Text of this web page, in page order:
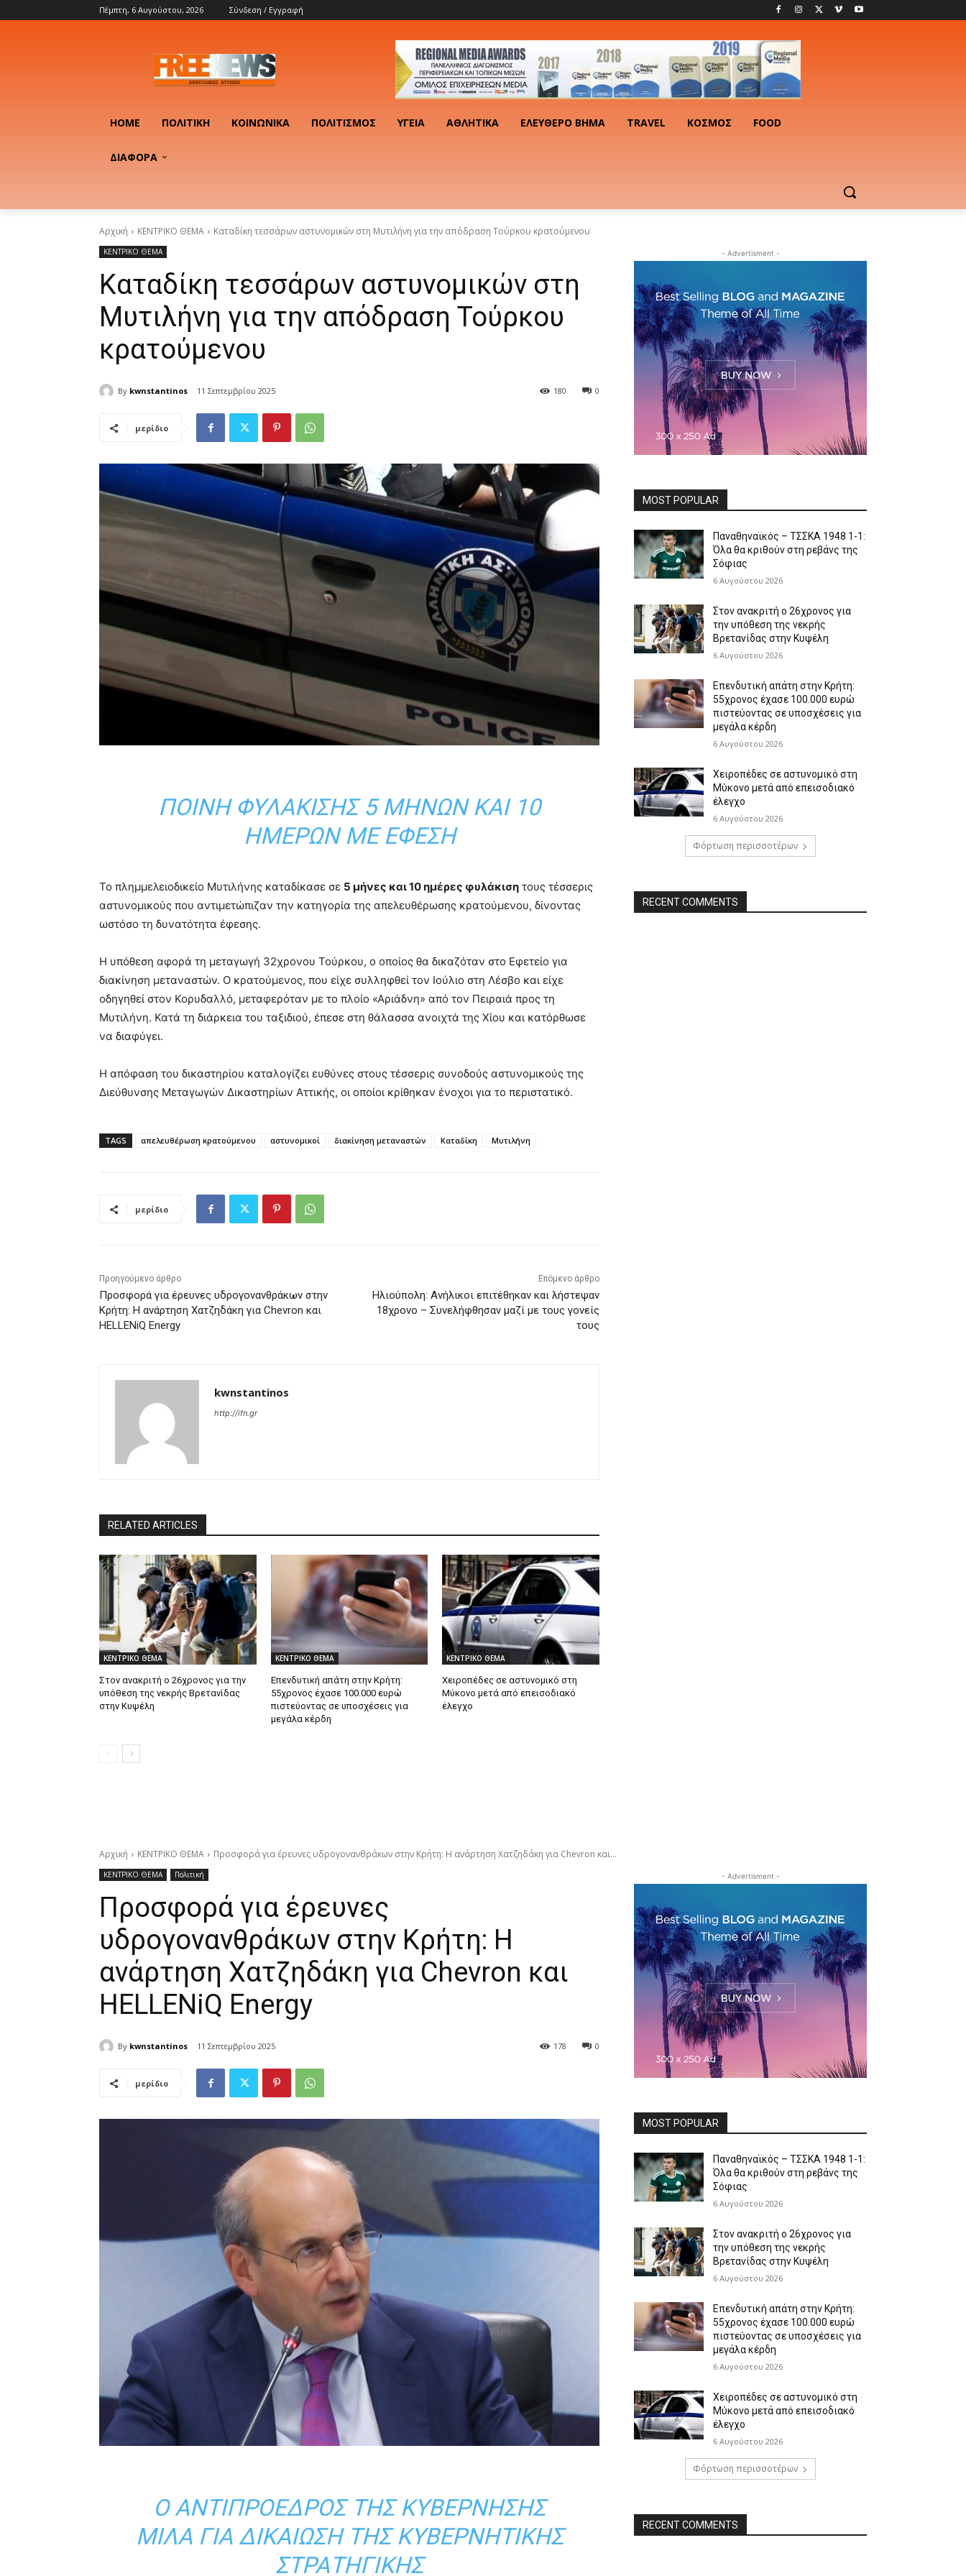
Πέμπτη, 6 Αυγούστου, 2026 Σύνδεση / Εγγραφή
HOME ΠΟΛΙΤΙΚΉ ΚΟΙΝΩΝΙΚΆ ΠΟΛΙΤΙΣΜΌΣ ΥΓΕΊΑ ΑΘΛΗΤΙΚΆ ΕΛΕΎΘΕΡΟ ΒΉΜΑ TRAVEL ΚΟΣΜΟΣ FOOD
ΔΙΑΦΟΡΑ
Αρχική ΚΕΝΤΡΙΚΟ ΘΕΜΑ Καταδίκη τεσσάρων αστυνομικών στη Μυτιλήνη για την απόδραση Τούρκου κρατούμενου
ΚΕΝΤΡΙΚΟ ΘΕΜΑ
Καταδίκη τεσσάρων αστυνομικών στη
Μυτιλήνη για την απόδραση Τούρκου
κρατούμενου
By kwnstantinos 11 Σεπτεμβρίου 2025 0
180
μερίδιο
ΠΟΙΝΉ ΦΥΛΆΚΙΣΗΣ 5 ΜΗΝΏΝ ΚΑΙ 10
ΗΜΕΡΏΝ ΜΕ ΈΦΕΣΗ
Το πλημμελειοδικείο Μυτιλήνης καταδίκασε σε 5 μήνες και 10 ημέρες φυλάκιση τους τέσσερις
αστυνομικούς που αντιμετώπιζαν την κατηγορία της απελευθέρωσης κρατούμενου, δίνοντας
ωστόσο τη δυνατότητα έφεσης.
Η υπόθεση αφορά τη μεταγωγή 32χρονου Τούρκου, ο οποίος θα δικαζόταν στο Εφετείο για
διακίνηση μεταναστών. Ο κρατούμενος, που είχε συλληφθεί τον Ιούλιο στη Λέσβο και είχε
οδηγηθεί στον Κορυδαλλό, μεταφερόταν με το πλοίο «Αριάδνη» από τον Πειραιά προς τη
Μυτιλήνη. Κατά τη διάρκεια του ταξιδιού, έπεσε στη θάλασσα ανοιχτά της Χίου και κατόρθωσε
να διαφύγει.
Η απόφαση του δικαστηρίου καταλογίζει ευθύνες στους τέσσερις συνοδούς αστυνομικούς της
Διεύθυνσης Μεταγωγών Δικαστηρίων Αττικής, οι οποίοι κρίθηκαν ένοχοι για το περιστατικό.
TAGS απελευθέρωση κρατούμενου αστυνομικοί διακίνηση μεταναστών Καταδίκη Μυτιλήνη
μερίδιο
Προηγούμενο άρθρο
Προσφορά για έρευνες υδρογονανθράκων στην
Κρήτη: Η ανάρτηση Χατζηδάκη για Chevron και
HELLENiQ Energy
Επόμενο άρθρο
Ηλιούπολη: Ανήλικοι επιτέθηκαν και λήστεψαν
18χρονο – Συνελήφθησαν μαζί με τους γονείς
τους
kwnstantinos
http://ifn.gr
RELATED ARTICLES
ΚΕΝΤΡΙΚΟ ΘΕΜΑ
Στον ανακριτή ο 26χρονος για την
υπόθεση της νεκρής Βρετανίδας
στην Κυψέλη
ΚΕΝΤΡΙΚΟ ΘΕΜΑ
Επενδυτική απάτη στην Κρήτη:
55χρονος έχασε 100.000 ευρώ
πιστεύοντας σε υποσχέσεις για
μεγάλα κέρδη
ΚΕΝΤΡΙΚΟ ΘΕΜΑ
Χειροπέδες σε αστυνομικό στη
Μύκονο μετά από επεισοδιακό
έλεγχο
- Advertisment -
MOST POPULAR
Παναθηναϊκός – ΤΣΣΚΑ 1948 1-1:
Όλα θα κριθούν στη ρεβάνς της
Σόφιας
6 Αυγούστου 2026
Στον ανακριτή ο 26χρονος για
την υπόθεση της νεκρής
Βρετανίδας στην Κυψέλη
6 Αυγούστου 2026
Επενδυτική απάτη στην Κρήτη:
55χρονος έχασε 100.000 ευρώ
πιστεύοντας σε υποσχέσεις για
μεγάλα κέρδη
6 Αυγούστου 2026
Χειροπέδες σε αστυνομικό στη
Μύκονο μετά από επεισοδιακό
έλεγχο
6 Αυγούστου 2026
Φόρτωση περισσοτέρων
RECENT COMMENTS